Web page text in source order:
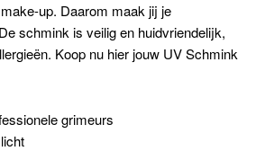
up. Daarom maak jij je
schmink is veilig en huidvriendelijk,
Koop nu hier jouw UV Schmink
grimeurs